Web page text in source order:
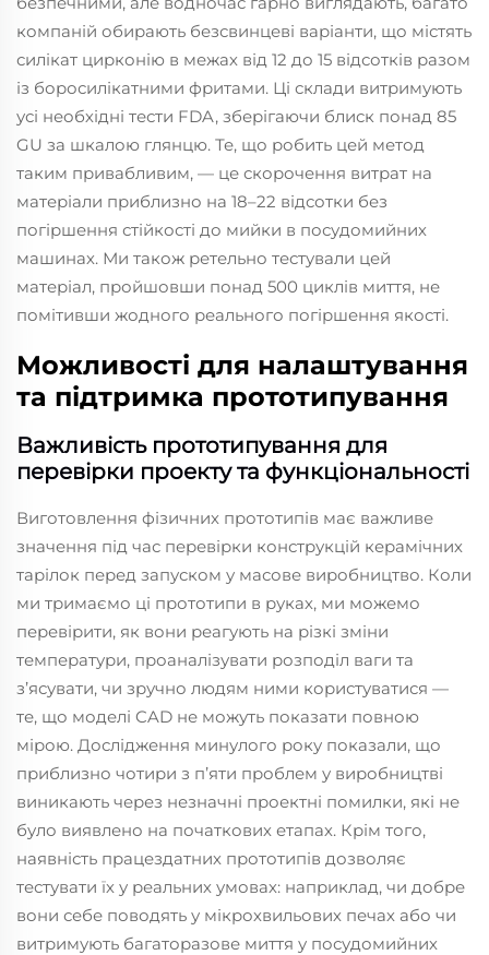
компаній обирають безсвинцеві варіанти, що містять
силікат цирконію в межах від 12 до 15 відсотків разом
із боросилікатними фритами. Ці склади витримують
усі необхідні тести FDA, зберігаючи блиск понад 85
GU за шкалою глянцю. Те, що робить цей метод
таким привабливим, — це скорочення витрат на
матеріали приблизно на 18–22 відсотки без
погіршення стійкості до мийки в посудомийних
машинах. Ми також ретельно тестували цей
матеріал, пройшовши понад 500 циклів миття, не
помітивши жодного реального погіршення якості.
Можливості для налаштування
та підтримка прототипування
Важливість прототипування для
перевірки проекту та функціональності
Виготовлення фізичних прототипів має важливе
значення під час перевірки конструкцій керамічних
тарілок перед запуском у масове виробництво. Коли
ми тримаємо ці прототипи в руках, ми можемо
перевірити, як вони реагують на різкі зміни
температури, проаналізувати розподіл ваги та
з’ясувати, чи зручно людям ними користуватися —
те, що моделі CAD не можуть показати повною
мірою. Дослідження минулого року показали, що
приблизно чотири з п’яти проблем у виробництві
виникають через незначні проектні помилки, які не
було виявлено на початкових етапах. Крім того,
наявність працездатних прототипів дозволяє
тестувати їх у реальних умовах: наприклад, чи добре
вони себе поводять у мікрохвильових печах або чи
витримують багаторазове миття у посудомийних